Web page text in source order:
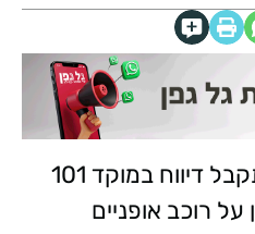
בשעה 19:09 (שני) התקבל דיווח במוקד 101
רוכב אופניים